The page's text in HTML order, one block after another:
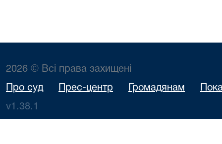
2026 © Всі права захищені
Про суд Прес-центр Громадянам
v1.38.1